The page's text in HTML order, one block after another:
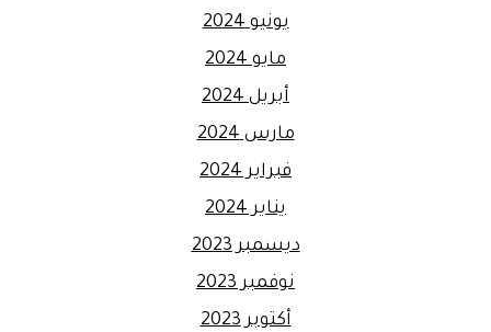
يونيو 2024
مايو 2024
أبريل 2024
مارس 2024
فبراير 2024
يناير 2024
ديسمبر 2023
نوفمبر 2023
أكتوبر 2023